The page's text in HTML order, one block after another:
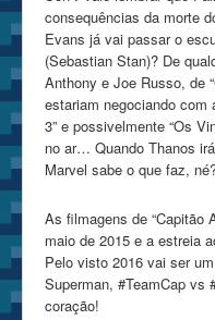
consequências da morte
Evans já vai passar o
(Sebastian Stan)? De
Anthony e Joe Russo, de
estariam negociando com
3” e possivelmente “Os
no ar… Quando Thanos
Marvel sabe o que faz,
As filmagens de “Capitão
maio de 2015 e a estreia
Pelo visto 2016 vai ser
Superman, #TeamCap
coração!